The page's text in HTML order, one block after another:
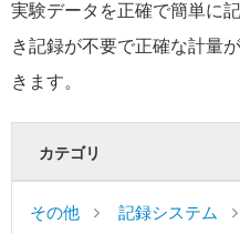
実験データを正確で簡単に
き記録が不要で正確な計量
きます。
カテゴリ
その他 記録システム